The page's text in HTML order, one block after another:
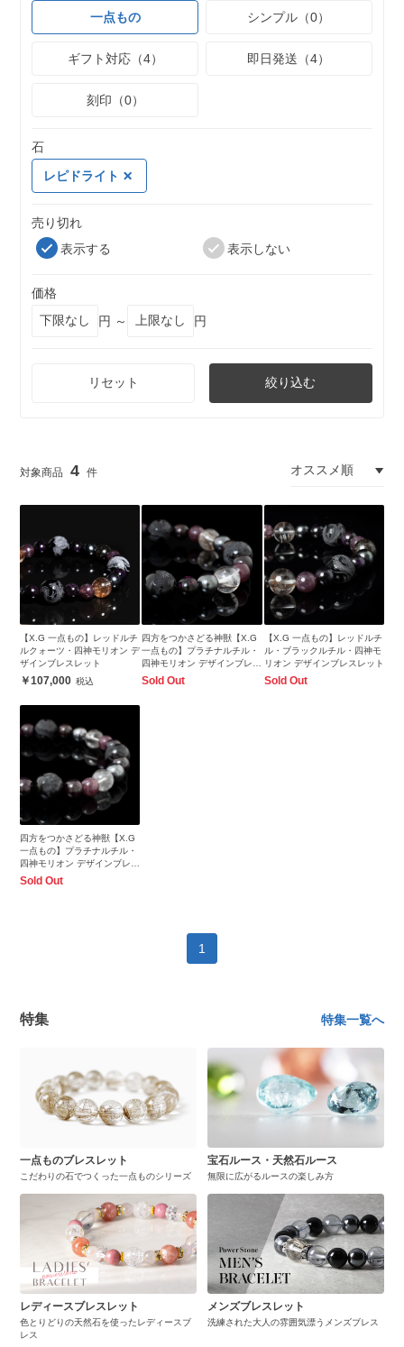
一点もの
シンプル（0）
ギフト対応（4） 即日発送（4）
刻印（0）
石
レピドライト
売り切れ
表示する
表示しない
価格
円 ～
円
リセット 絞り込む
4
【X.G 一点もの】レッドルチ
ルクォーツ・四神モリオン デ
ザインブレスレット
107,000
四方をつかさどる神獣【X.G
一点もの】プラチナルチル・
四神モリオン デザインブレス
レット
Sold Out
【X.G 一点もの】レッドルチ
ル・ブラックルチル・四神モ
リオン デザインブレスレット
Sold Out
四方をつかさどる神獣【X.G
一点もの】プラチナルチル・
四神モリオン デザインブレス
レット
Sold Out
1
特集 特集一覧へ
一点ものブレスレット
こだわりの石でつくった一点ものシリーズ
宝石ルース・天然石ルース
無限に広がるルースの楽しみ方
レディースブレスレット
色とりどりの天然石を使ったレディースブ
レス
メンズブレスレット
洗練された大人の雰囲気漂うメンズブレス